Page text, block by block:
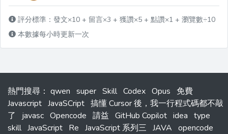
評分標準：發文×10 + 留言×3 + 獲讚×5 + 點讚×1 + 瀏覽數÷10
本數據每小時更新一次
熱門搜尋 ： qwen super Skill Codex Opus
免費
Javascript JavaSCript 搞懂 Cursor 後，我一行程式碼都不敲
了
javasc Opencode 請益 GitHub Copilot idea type
skill JavaScript Re JavaScript 系列三 JAVA opencode